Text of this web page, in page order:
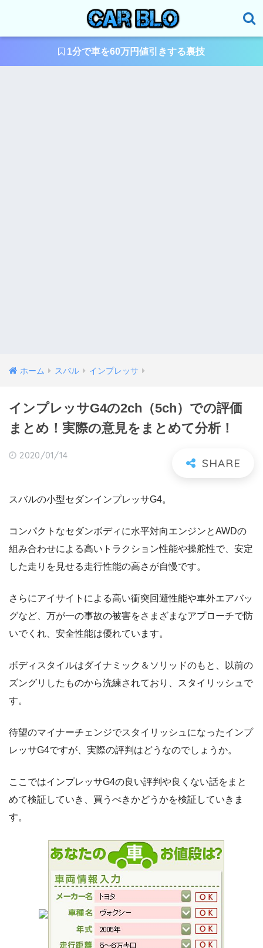
1分で車を60万円値引きする裏技
ホーム スバル インプレッサ
インプレッサG4の2ch（5ch）での評価
まとめ！実際の意見をまとめて分析！
2020/01/14
スバルの小型セダンインプレッサG4。
コンパクトなセダンボディに水平対向エンジンとAWDの
組み合わせによる高いトラクション性能や操舵性で、安定
した走りを見せる走行性能の高さが自慢です。
さらにアイサイトによる高い衝突回避性能や車外エアバッ
グなど、万が一の事故の被害をさまざまなアプローチで防
いでくれ、安全性能は優れています。
ボディスタイルはダイナミック＆ソリッドのもと、以前の
ズングリしたものから洗練されており、スタイリッシュで
す。
待望のマイナーチェンジでスタイリッシュになったインプ
レッサG4ですが、実際の評判はどうなのでしょうか。
ここではインプレッサG4の良い評判や良くない話をまと
めて検証していき、買うべきかどうかを検証していきま
す。